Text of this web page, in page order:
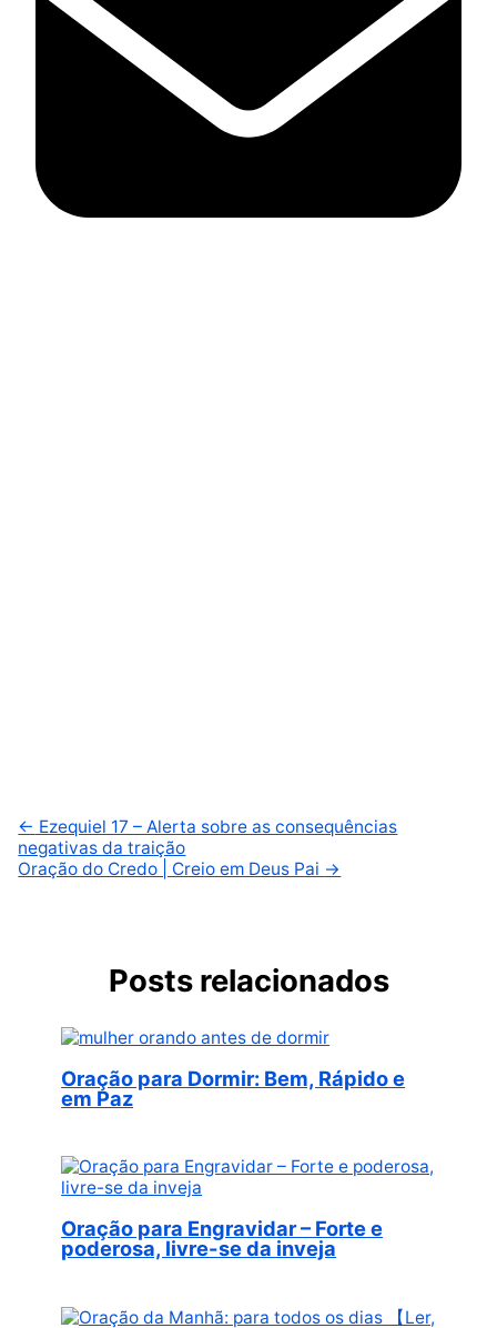
← Ezequiel 17 – Alerta sobre as consequências
negativas da traição
Oração do Credo | Creio em Deus Pai →
Posts relacionados
Oração para Dormir: Bem, Rápido e
em Paz
Oração para Engravidar – Forte e
poderosa, livre-se da inveja